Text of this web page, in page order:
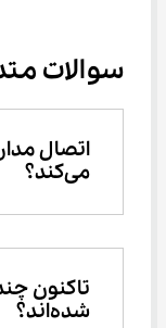
سوالات
اتصال
می‌کند؟
تاکنون
شده‌اند؟